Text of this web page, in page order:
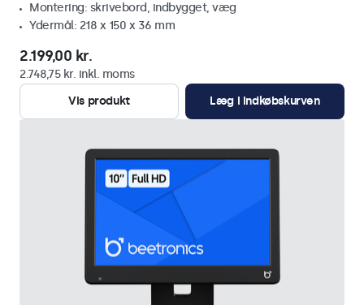
Montering: skrivebord, indbygget, væg
Ydermål: 218 x 150 x 36 mm
2.199,00 kr.
2.748,75 kr. inkl. moms
Vis produkt
Læg i indkøbskurven